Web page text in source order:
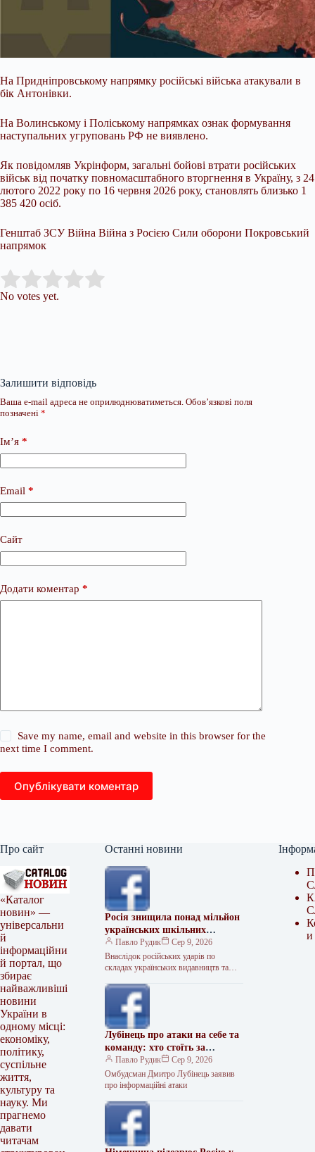
На Придніпровському напрямку російські війська атакували в
бік Антонівки.
На Волинському і Поліському напрямках ознак формування
наступальних угруповань РФ не виявлено.
Як повідомляв Укрінформ, загальні бойові втрати російських
військ від початку повномасштабного вторгнення в Україну, з 24
лютого 2022 року по 16 червня 2026 року, становлять близько 1
385 420 осіб.
Генштаб ЗСУ Війна Війна з Росією Сили оборони Покровський
напрямок
Rate this item:
No votes yet.
Залишити відповідь
Ваша e-mail адреса не оприлюднюватиметься. Обов’язкові поля
позначені *
Ім’я *
Email *
Сайт
Додати коментар *
Save my name, email and website in this browser for the
next time I comment.
Опублікувати коментар
Про сайт
«Каталог
новин» —
універсальни
й
інформаційни
й портал, що
збирає
найважливіші
новини
України в
одному місці:
економіку,
політику,
суспільне
життя,
культуру та
науку. Ми
прагнемо
давати
читачам
Останні новини
Росія знищила понад мільйон
українських шкільних
підручників
Павло Рудик
Сер 9, 2026
Внаслідок російських ударів по
складах українських видавництв та
шкільних підручників. Про це
повідомив міністр освіти…
Лубінець про атаки на себе та
команду: хто стоїть за
інформаційним тиском
Павло Рудик
Сер 9, 2026
Омбудсман Дмитро Лубінець заявив
про інформаційні атаки
и